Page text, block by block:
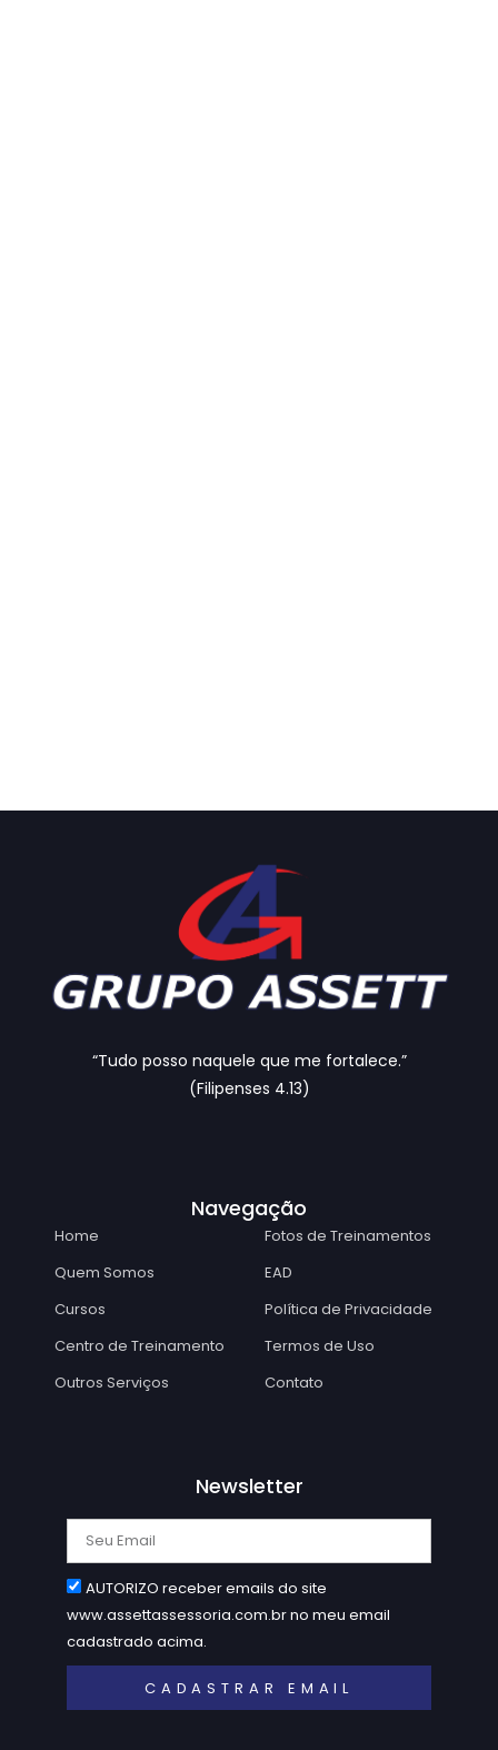
“Tudo posso naquele que me fortalece.”
(Filipenses 4.13)
Navegação
Home
Quem Somos
Cursos
Centro de Treinamento
Outros Serviços
Fotos de Treinamentos
EAD
Política de Privacidade
Termos de Uso
Contato
Newsletter
AUTORIZO receber emails do site
www.assettassessoria.com.br no meu email
cadastrado acima.
CADASTRAR EMAIL